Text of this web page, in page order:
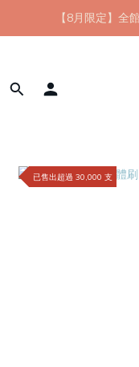
【8月限定】全
【8月限定】全
七夕情人節
新會員首購 7-
已售出超過 30,000 支